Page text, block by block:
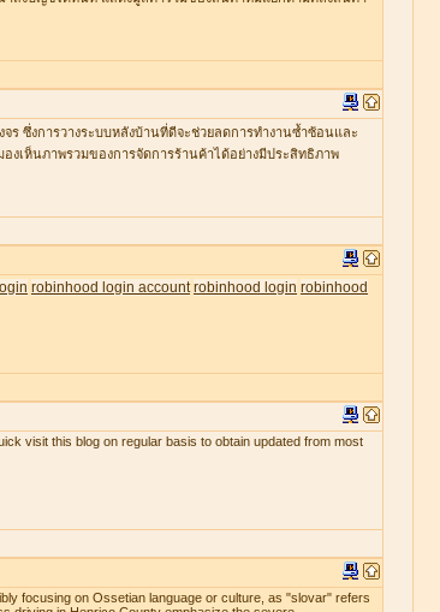
ร ซึ่งการวางระบบหลังบ้านที่ดีจะช่วยลดการทำงานซ้ำซ้อนและ
งเห็นภาพรวมของการจัดการร้านค้าได้อย่างมีประสิทธิภาพ
robinhood login account robinhood login robinhood
visit this blog on regular basis to obtain updated from most
focusing on Ossetian language or culture, as "slovar" refers